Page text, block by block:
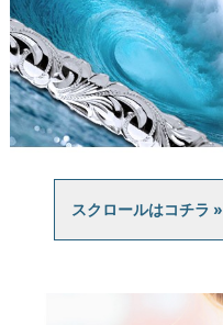
スクロールはコチラ »